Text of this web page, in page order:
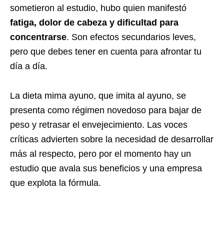
sometieron al estudio, hubo quien manifestó
fatiga, dolor de cabeza y dificultad para
concentrarse. Son efectos secundarios leves,
pero que debes tener en cuenta para afrontar tu
día a día.
La dieta mima ayuno, que imita al ayuno, se
presenta como régimen novedoso para bajar de
peso y retrasar el envejecimiento. Las voces
críticas advierten sobre la necesidad de desarrollar
más al respecto, pero por el momento hay un
estudio que avala sus beneficios y una empresa
que explota la fórmula.